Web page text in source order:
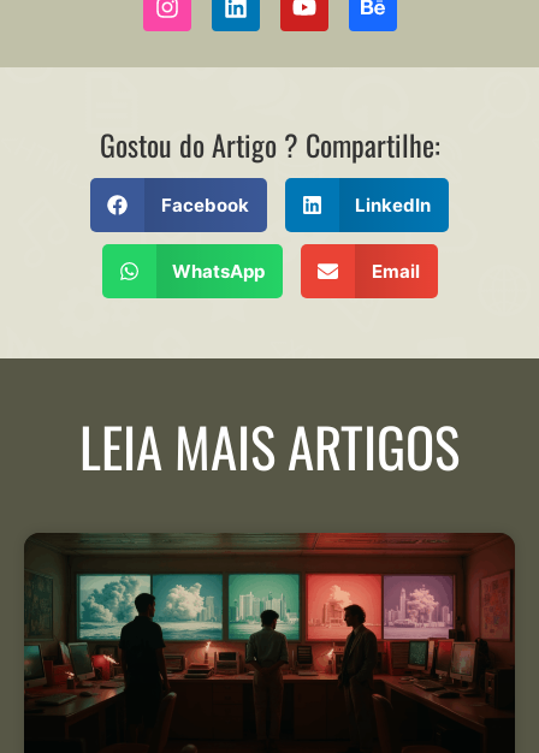
Gostou do Artigo ? Compartilhe:
Facebook LinkedIn
WhatsApp Email
LEIA MAIS ARTIGOS